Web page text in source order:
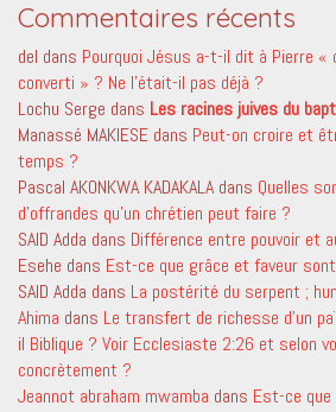
Commentaires récents
del dans Pourquoi Jésus a-t-il dit à Pierre «
converti » ? Ne l’était-il pas déjà ?
Lochu Serge dans Les racines juives du
Manassé MAKIESE dans Peut-on croire et
temps ?
Pascal AKONKWA KADAKALA dans Quelles
d’offrandes qu’un chrétien peut faire ?
SAID Adda dans Différence entre pouvoir et
Esehe dans Est-ce que grâce et faveur
SAID Adda dans La postérité du serpent ;
Ahima dans Le transfert de richesse d’un
il Biblique ? Voir Ecclesiaste 2:26 et selon
concrètement ?
Jeannot abraham mwamba dans Est-ce